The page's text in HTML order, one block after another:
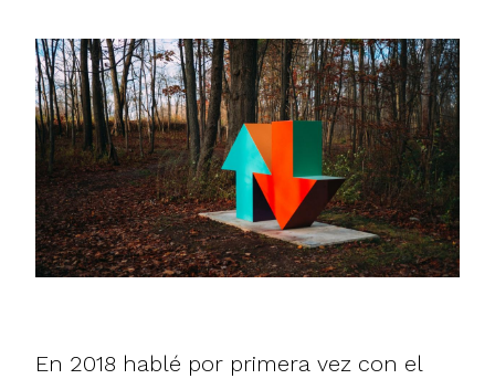
En 2018 hablé por primera vez con el